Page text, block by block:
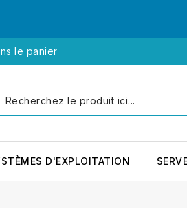
le panier
D'EXPLOITATION